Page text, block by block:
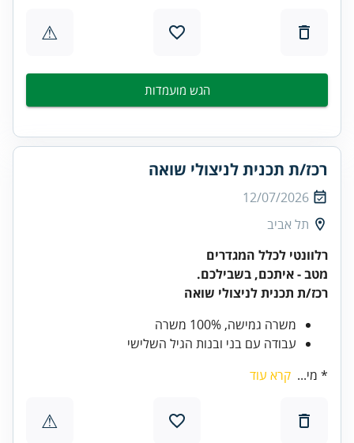
⚠
הגש מועמדות
רכז/ת תכנית לניצולי שואה
12/07/2026
תל אביב
רלוונטי לכלל המגדרים
מטב - איתכם, בשבילכם.
רכז/ת תכנית לניצולי שואה
משרה גמישה, 100% משרה
עבודה עם בני ובנות הגיל השלישי
* מי... קרא עוד
⚠